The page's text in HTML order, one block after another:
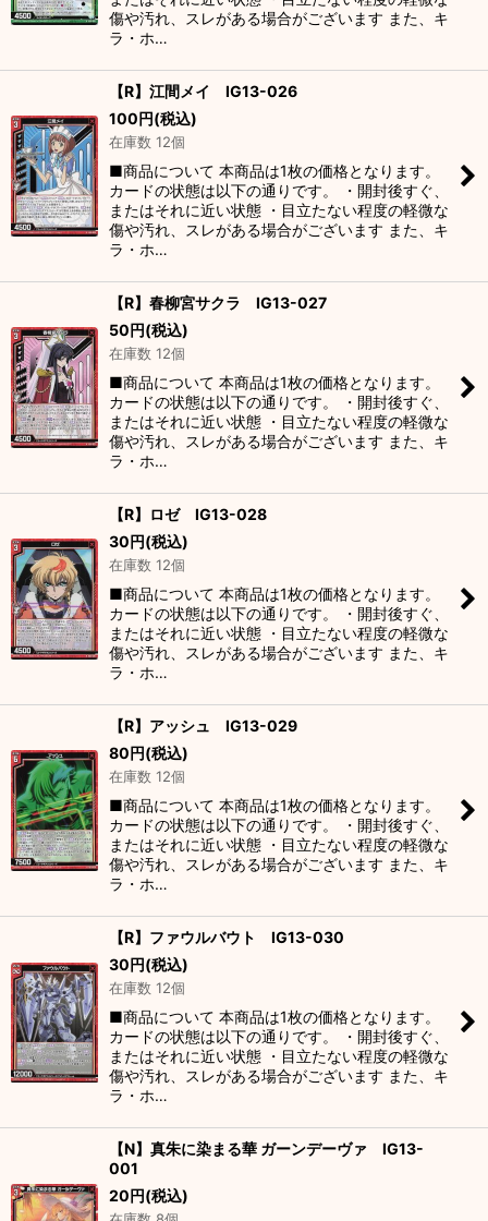
傷や汚れ、スレがある場合がございます また、キ
ラ・ホ…
【R】江間メイ IG13-026
100円(税込)
在庫数 12個
■商品について 本商品は1枚の価格となります。
カードの状態は以下の通りです。 ・開封後すぐ、
またはそれに近い状態 ・目立たない程度の軽微な
傷や汚れ、スレがある場合がございます また、キ
ラ・ホ…
【R】春柳宮サクラ IG13-027
50円(税込)
在庫数 12個
■商品について 本商品は1枚の価格となります。
カードの状態は以下の通りです。 ・開封後すぐ、
またはそれに近い状態 ・目立たない程度の軽微な
傷や汚れ、スレがある場合がございます また、キ
ラ・ホ…
【R】ロゼ IG13-028
30円(税込)
在庫数 12個
■商品について 本商品は1枚の価格となります。
カードの状態は以下の通りです。 ・開封後すぐ、
またはそれに近い状態 ・目立たない程度の軽微な
傷や汚れ、スレがある場合がございます また、キ
ラ・ホ…
【R】アッシュ IG13-029
80円(税込)
在庫数 12個
■商品について 本商品は1枚の価格となります。
カードの状態は以下の通りです。 ・開封後すぐ、
またはそれに近い状態 ・目立たない程度の軽微な
傷や汚れ、スレがある場合がございます また、キ
ラ・ホ…
【R】ファウルバウト IG13-030
30円(税込)
在庫数 12個
■商品について 本商品は1枚の価格となります。
カードの状態は以下の通りです。 ・開封後すぐ、
またはそれに近い状態 ・目立たない程度の軽微な
傷や汚れ、スレがある場合がございます また、キ
ラ・ホ…
【N】真朱に染まる華 ガーンデーヴァ IG13-
001
20円(税込)